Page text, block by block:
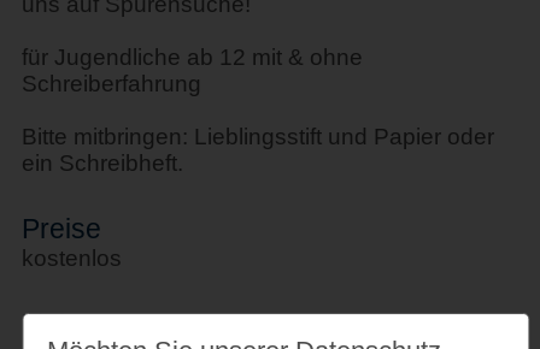
für Jugendliche ab 12 mit & ohne
Schreiberfahrung
Bitte mitbringen: Lieblingsstift und Papier oder
ein Schreibheft.
Preise
kostenlos
Links